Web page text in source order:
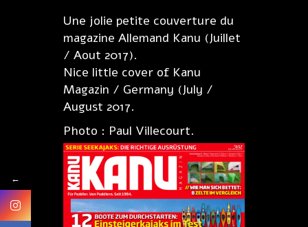
Une jolie petite couverture du
magazine Allemand Kanu (Juillet
/ Aout 2017).
Nice little cover of Kanu
Magazin / Germany (July /
August 2017.
Photo : Paul Villecourt.
←